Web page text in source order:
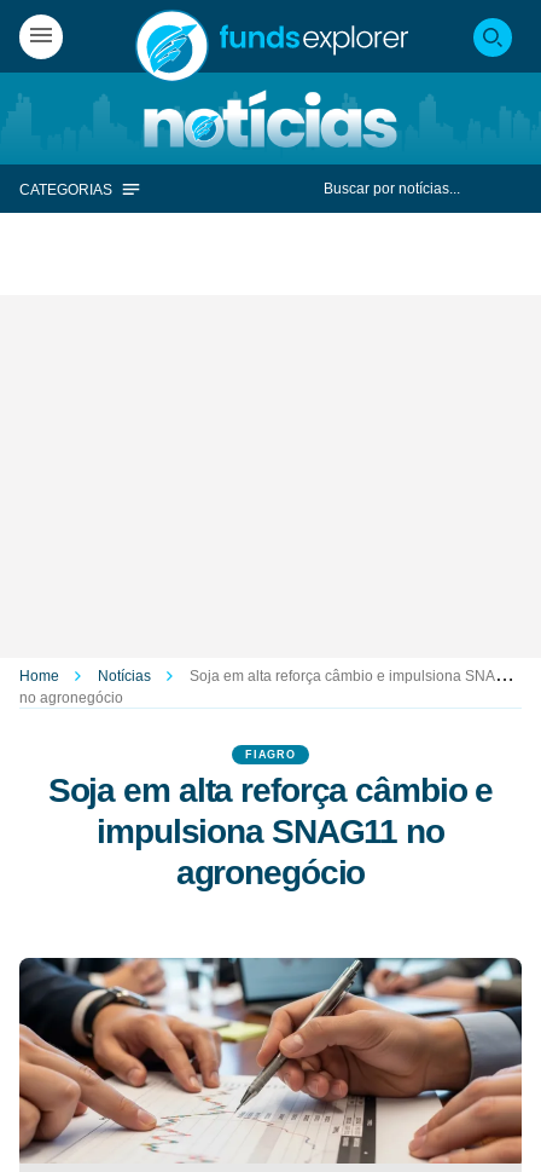
CATEGORIAS
Home Notícias
Soja em alta reforça câmbio e impulsiona SNAG11
no agronegócio
FIAGRO
Soja em alta reforça câmbio e
impulsiona SNAG11 no
agronegócio